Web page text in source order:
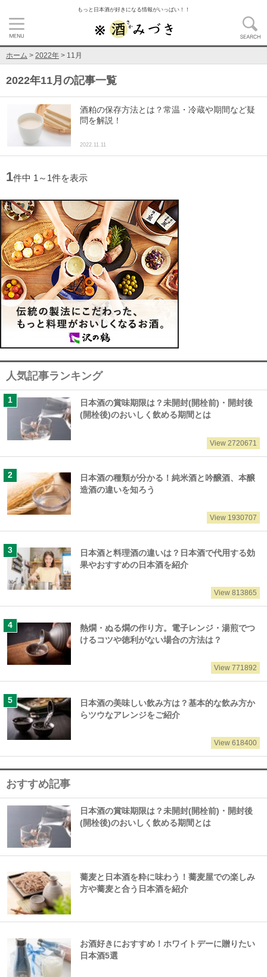
もっと日本酒が好きになる情報がいっぱい！！
ホーム > 2022年 > 11月
2022年11月の記事一覧
酒粕の保存方法とは？常温・冷蔵や期間など疑
問を解説！
2022.11.11
1件中 1～1件を表示
人気記事ランキング
日本酒の賞味期限は？未開封(開栓前)・開封後
(開栓後)のおいしく飲める期間とは
View 2720671
日本酒の種類が分かる！純米酒と吟醸酒、本醸
造酒の違いを知ろう
View 1930707
日本酒と料理酒の違いは？日本酒で代用する効
果やおすすめの日本酒を紹介
View 813865
熱燗・ぬる燗の作り方。電子レンジ・湯煎でつ
けるコツや徳利がない場合の方法は？
View 771892
日本酒の美味しい飲み方は？基本的な飲み方か
らツウなアレンジをご紹介
View 618400
おすすめ記事
日本酒の賞味期限は？未開封(開栓前)・開封後
(開栓後)のおいしく飲める期間とは
蕎麦と日本酒を粋に味わう！蕎麦屋での楽しみ
方や蕎麦と合う日本酒を紹介
お酒好きにおすすめ！ホワイトデーに贈りたい
日本酒5選